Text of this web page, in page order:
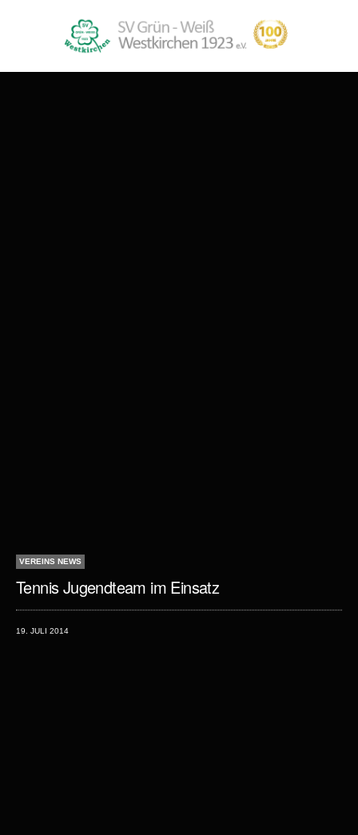
VEREINS NEWS
Tennis Jugendteam im Einsatz
19. JULI 2014